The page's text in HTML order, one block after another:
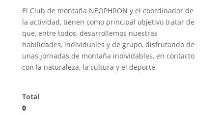
El Club de montaña NEOPHRON y el coordinador de
la actividad, tienen como principal objetivo tratar de
que, entre todos, desarrollemos nuestras
habilidades, individuales y de grupo, disfrutando de
unas jornadas de montaña inolvidables, en contacto
con la naturaleza, la cultura y el deporte.
Total
0